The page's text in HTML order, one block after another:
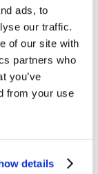
ads, to
our traffic.
of our site with
partners who
you’ve
from your use
details